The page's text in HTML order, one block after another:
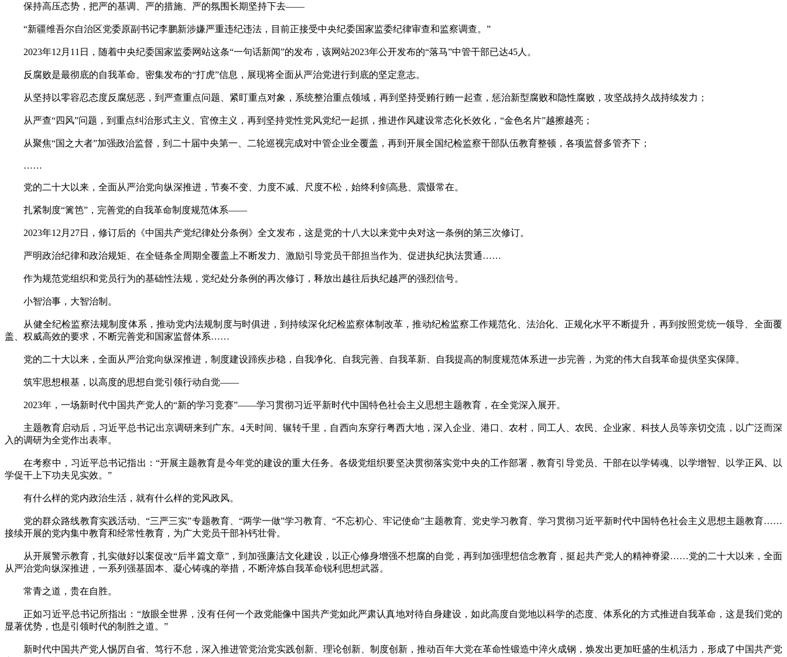
保持高压态势，把严的基调、严的措施、严的氛围长期坚持下去——
“新疆维吾尔自治区党委原副书记李鹏新涉嫌严重违纪违法，目前正接受中央纪委国家监委纪律审查和监察调查。”
2023年12月11日，随着中央纪委国家监委网站这条“一句话新闻”的发布，该网站2023年公开发布的“落马”中管干部已达45人。
反腐败是最彻底的自我革命。密集发布的“打虎”信息，展现将全面从严治党进行到底的坚定意志。
从坚持以零容忍态度反腐惩恶，到严查重点问题、紧盯重点对象，系统整治重点领域，再到坚持受贿行贿一起查，惩治新型腐败和隐性腐败，攻坚战持久战持续发力；
从严查“四风”问题，到重点纠治形式主义、官僚主义，再到坚持党性党风党纪一起抓，推进作风建设常态化长效化，“金色名片”越擦越亮；
从聚焦“国之大者”加强政治监督，到二十届中央第一、二轮巡视完成对中管企业全覆盖，再到开展全国纪检监察干部队伍教育整顿，各项监督多管齐下；
……
党的二十大以来，全面从严治党向纵深推进，节奏不变、力度不减、尺度不松，始终利剑高悬、震慑常在。
扎紧制度“篱笆”，完善党的自我革命制度规范体系——
2023年12月27日，修订后的《中国共产党纪律处分条例》全文发布，这是党的十八大以来党中央对这一条例的第三次修订。
严明政治纪律和政治规矩、在全链条全周期全覆盖上不断发力、激励引导党员干部担当作为、促进执纪执法贯通……
作为规范党组织和党员行为的基础性法规，党纪处分条例的再次修订，释放出越往后执纪越严的强烈信号。
小智治事，大智治制。
从健全纪检监察法规制度体系，推动党内法规制度与时俱进，到持续深化纪检监察体制改革，推动纪检监察工作规范化、法治化、正规化水平不断提升，再到按照党统一领导、全面覆
盖、权威高效的要求，不断完善党和国家监督体系……
党的二十大以来，全面从严治党向纵深推进，制度建设蹄疾步稳，自我净化、自我完善、自我革新、自我提高的制度规范体系进一步完善，为党的伟大自我革命提供坚实保障。
筑牢思想根基，以高度的思想自觉引领行动自觉——
2023年，一场新时代中国共产党人的“新的学习竞赛”——学习贯彻习近平新时代中国特色社会主义思想主题教育，在全党深入展开。
主题教育启动后，习近平总书记出京调研来到广东。4天时间、辗转千里，自西向东穿行粤西大地，深入企业、港口、农村，同工人、农民、企业家、科技人员等亲切交流，以广泛而深
入的调研为全党作出表率。
在考察中，习近平总书记指出：“开展主题教育是今年党的建设的重大任务。各级党组织要坚决贯彻落实党中央的工作部署，教育引导党员、干部在以学铸魂、以学增智、以学正风、以
学促干上下功夫见实效。”
有什么样的党内政治生活，就有什么样的党风政风。
党的群众路线教育实践活动、“三严三实”专题教育、“两学一做”学习教育、“不忘初心、牢记使命”主题教育、党史学习教育、学习贯彻习近平新时代中国特色社会主义思想主题教育……
接续开展的党内集中教育和经常性教育，为广大党员干部补钙壮骨。
从开展警示教育，扎实做好以案促改“后半篇文章”，到加强廉洁文化建设，以正心修身增强不想腐的自觉，再到加强理想信念教育，挺起共产党人的精神脊梁……党的二十大以来，全面
从严治党向纵深推进，一系列强基固本、凝心铸魂的举措，不断淬炼自我革命锐利思想武器。
常青之道，贵在自胜。
正如习近平总书记所指出：“放眼全世界，没有任何一个政党能像中国共产党如此严肃认真地对待自身建设，如此高度自觉地以科学的态度、体系化的方式推进自我革命，这是我们党的
显著优势，也是引领时代的制胜之道。”
新时代中国共产党人惕厉自省、笃行不怠，深入推进管党治党实践创新、理论创新、制度创新，推动百年大党在革命性锻造中淬火成钢，焕发出更加旺盛的生机活力，形成了中国共产党